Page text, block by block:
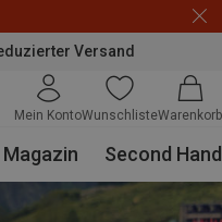
Versand
Mein KontoWunschlisteWarenkorb
Magazin Second Hand